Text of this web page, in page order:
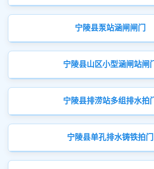
宁陵县泵站涵闸闸门
宁陵县山区小型涵闸站闸门
宁陵县排涝站多组排水拍门
宁陵县单孔排水铸铁拍门